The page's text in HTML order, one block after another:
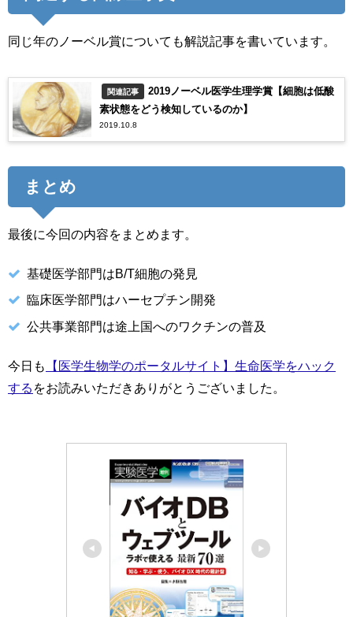
同じ年のノーベル賞についても解説記事を書いています。
関連記事
2019ノーベル医学生理学賞【細胞は低酸
素状態をどう検知しているのか】
2019.10.8
まとめ
最後に今回の内容をまとめます。
基礎医学部門はB/T細胞の発見
臨床医学部門はハーセプチン開発
公共事業部門は途上国へのワクチンの普及
今日も
【医学生物学のポータルサイト】生命医学をハック
する をお読みいただきありがとうございました。